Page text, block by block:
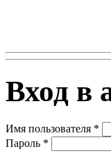
Вход в
Имя пользователя *
Пароль *